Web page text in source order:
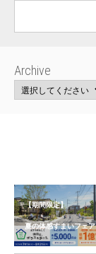
Archive
【期間限定】
夏の体感すまいフェア